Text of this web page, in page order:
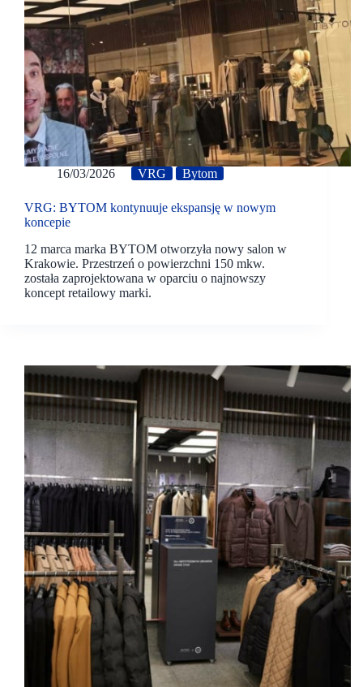
16/03/2026 VRG Bytom
VRG: BYTOM kontynuuje ekspansję w nowym
koncepie
12 marca marka BYTOM otworzyła nowy salon w
Krakowie. Przestrzeń o powierzchni 150 mkw.
została zaprojektowana w oparciu o najnowszy
koncept retailowy marki.